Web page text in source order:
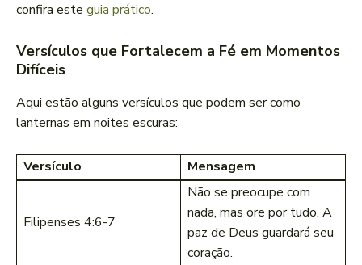
confira este guia prático.
Versículos que Fortalecem a Fé em Momentos
Difíceis
Aqui estão alguns versículos que podem ser como
lanternas em noites escuras:
Versículo Mensagem
Filipenses 4:6-7
Não se preocupe com
nada, mas ore por tudo. A
paz de Deus guardará seu
coração.